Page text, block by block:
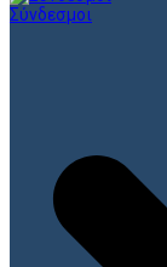
Σύνδεσμοι